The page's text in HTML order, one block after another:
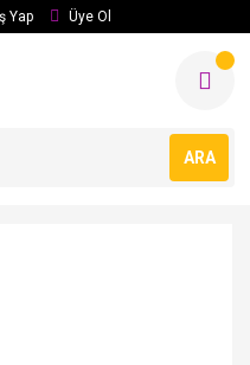
Yap Üye Ol
ARA